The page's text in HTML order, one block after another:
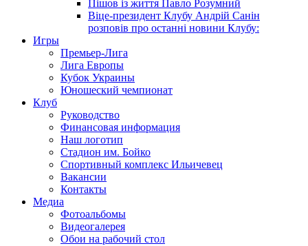
Пішов із життя Павло Розумний
Віце-президент Клубу Андрій Санін
розповів про останні новини Клубу:
Игры
Премьер-Лига
Лига Европы
Кубок Украины
Юношеский чемпионат
Клуб
Руководство
Финансовая информация
Наш логотип
Стадион им. Бойко
Спортивный комплекс Ильичевец
Вакансии
Контакты
Медиа
Фотоальбомы
Видеогалерея
Обои на рабочий стол